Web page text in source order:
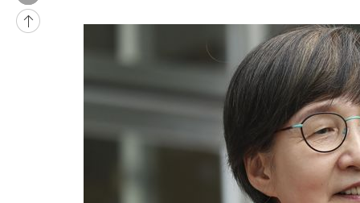
20분 전 >
21분 전 >
[속보]7~9일 프로야구 3연전도 폭염 취소…11일 재개
"韓 외환시장 개입 관측 배경엔 美의 대한국 무역적자 있어"
'월드컵 탈락 후폭풍' 축구협회…초유의 압수수색에 '충격·당황'
서울 낮 37.9도, 올여름 최고치 경신…영등포 순간 '40도'
[속보]종합특검, 대검 추가 압수수색…내란 중요임무종사 혐의
[속보]코스닥, 800p 회복…0.26% 오른 801.67 마감
[속보]코스피, 301.88포인트(4.58%) 내린 6296.38 마감
[속보]원·달러 환율, 0.7원 내린 1423.8원 마감